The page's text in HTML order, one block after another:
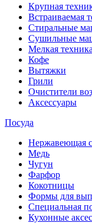
Крупная
Встраиваемая
Стиральные
Сушильные
Мелкая техника
Кофе
Вытяжки
Грили
Очистители
Аксессуары
Посуда
Нержавеющая
Медь
Чугун
Фарфор
Кокотницы
Формы для
Специальная
Кухонные